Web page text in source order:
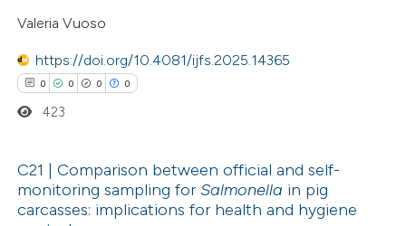
how this article has been
shows how a scientific paper
been cited by providing the
describing whether
mentions, or contrasts
claim, and a label
Valeria Vuoso
https://doi.org/10.4081/ijfs.2025.14365
0 0 0 0
Citing Publications
423
C21 | Comparison between official and self-
monitoring sampling forSalmonella in pig
carcasses: implications for health and hygiene